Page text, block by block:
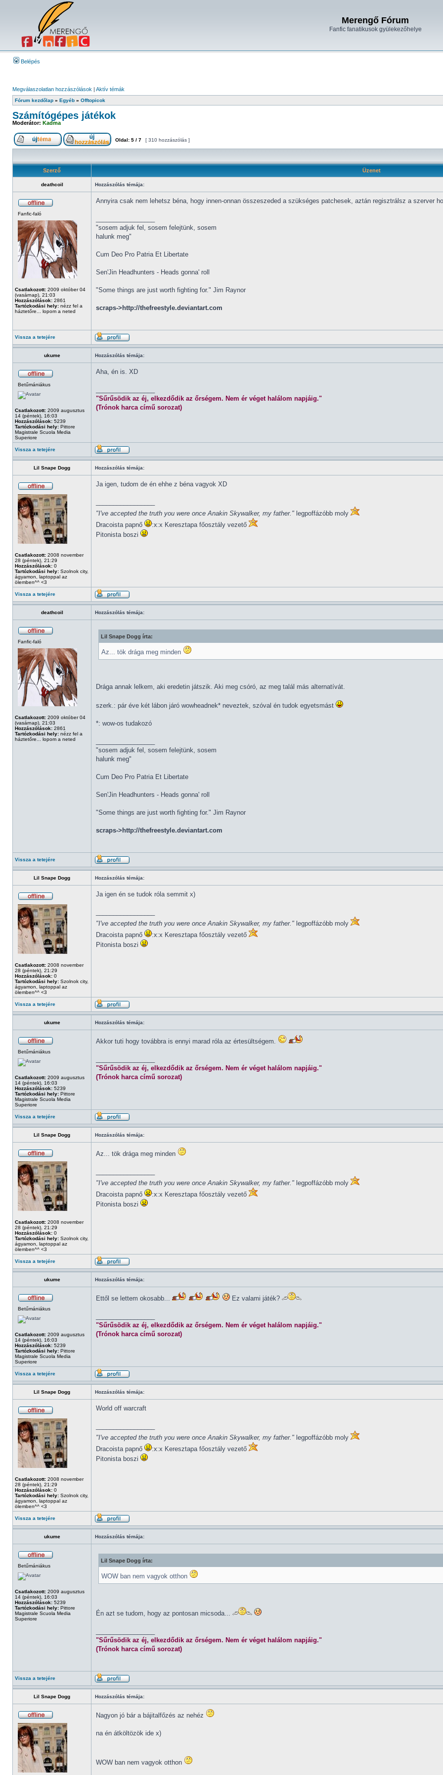
Merengő Fórum
Fanfic fanatikusok gyülekezőhelye
Belépés
Megválaszolatlan hozzászólások | Aktív témák
Fórum kezdőlap » Egyéb » Offtopicok
Számítógépes játékok
Moderátor: Kadma
Oldal: 5 / 7 [ 310 hozzászólás ]
Szerző Üzenet
deathcoil Hozzászólás témája:
Fanfic-faló
Csatlakozott: 2009 október 04
(vasárnap), 21:03
Hozzászólások: 2861
Tartózkodási hely: nézz fel a
háztetőre... lopom a neted
Annyira csak nem lehetsz béna, hogy innen-onnan összeszeded a szükséges patchesek, aztán regisztrálsz a szerver
"sosem adjuk fel, sosem felejtünk, sosem
halunk meg"
Cum Deo Pro Patria Et Libertate
Sen'Jin Headhunters - Heads gonna' roll
"Some things are just worth fighting for." Jim Raynor
scraps->http://thefreestyle.deviantart.com
Vissza a tetejére
ukume Hozzászólás témája:
Betűmániákus
Csatlakozott: 2009 augusztus
14 (péntek), 16:03
Hozzászólások: 5239
Tartózkodási hely: Pittore
Magistrale Scuola Media
Superiore
Aha, én is. XD
"Sűrűsödik az éj, elkezdődik az őrségem. Nem ér véget halálom napjáig."
(Trónok harca című sorozat)
Vissza a tetejére
Lil Snape Dogg Hozzászólás témája:
Csatlakozott: 2008 november
28 (péntek), 21:29
Hozzászólások: 0
Tartózkodási hely: Szolnok city,
ágyamon, laptoppal az
ölemben^^ <3
Ja igen, tudom de én ehhe z béna vagyok XD
"I've accepted the truth you were once Anakin Skywalker, my father." legpoffázóbb moly
Dracoista papnő
:x:x Keresztapa főosztály vezető
Pitonista boszi
Vissza a tetejére
deathcoil Hozzászólás témája:
Fanfic-faló
Csatlakozott: 2009 október 04
(vasárnap), 21:03
Hozzászólások: 2861
Tartózkodási hely: nézz fel a
háztetőre... lopom a neted
Lil Snape Dogg írta:
Az... tök drága meg minden
Drága annak lelkem, aki eredetin játszik. Aki meg csóró, az meg talál más alternatívát.
szerk.: pár éve két lábon járó wowheadnek* neveztek, szóval én tudok egyetsmást
*: wow-os tudakozó
"sosem adjuk fel, sosem felejtünk, sosem
halunk meg"
Cum Deo Pro Patria Et Libertate
Sen'Jin Headhunters - Heads gonna' roll
"Some things are just worth fighting for." Jim Raynor
scraps->http://thefreestyle.deviantart.com
Vissza a tetejére
Lil Snape Dogg Hozzászólás témája:
Csatlakozott: 2008 november
28 (péntek), 21:29
Hozzászólások: 0
Tartózkodási hely: Szolnok city,
ágyamon, laptoppal az
ölemben^^ <3
Ja igen én se tudok róla semmit x)
"I've accepted the truth you were once Anakin Skywalker, my father." legpoffázóbb moly
Dracoista papnő
:x:x Keresztapa főosztály vezető
Pitonista boszi
Vissza a tetejére
ukume Hozzászólás témája:
Betűmániákus
Csatlakozott: 2009 augusztus
14 (péntek), 16:03
Hozzászólások: 5239
Tartózkodási hely: Pittore
Magistrale Scuola Media
Superiore
Akkor tuti hogy továbbra is ennyi marad róla az értesültségem.
"Sűrűsödik az éj, elkezdődik az őrségem. Nem ér véget halálom napjáig."
(Trónok harca című sorozat)
Vissza a tetejére
Lil Snape Dogg Hozzászólás témája:
Csatlakozott: 2008 november
28 (péntek), 21:29
Hozzászólások: 0
Tartózkodási hely: Szolnok city,
ágyamon, laptoppal az
ölemben^^ <3
Az... tök drága meg minden
"I've accepted the truth you were once Anakin Skywalker, my father." legpoffázóbb moly
Dracoista papnő
:x:x Keresztapa főosztály vezető
Pitonista boszi
Vissza a tetejére
ukume Hozzászólás témája:
Betűmániákus
Csatlakozott: 2009 augusztus
14 (péntek), 16:03
Hozzászólások: 5239
Tartózkodási hely: Pittore
Magistrale Scuola Media
Superiore
Ettől se lettem okosabb... Ez valami játék?
"Sűrűsödik az éj, elkezdődik az őrségem. Nem ér véget halálom napjáig."
(Trónok harca című sorozat)
Vissza a tetejére
Lil Snape Dogg Hozzászólás témája:
Csatlakozott: 2008 november
28 (péntek), 21:29
Hozzászólások: 0
Tartózkodási hely: Szolnok city,
ágyamon, laptoppal az
ölemben^^ <3
World off warcraft
"I've accepted the truth you were once Anakin Skywalker, my father." legpoffázóbb moly
Dracoista papnő
:x:x Keresztapa főosztály vezető
Pitonista boszi
Vissza a tetejére
ukume Hozzászólás témája:
Betűmániákus
Csatlakozott: 2009 augusztus
14 (péntek), 16:03
Hozzászólások: 5239
Tartózkodási hely: Pittore
Magistrale Scuola Media
Superiore
Lil Snape Dogg írta:
WOW ban nem vagyok otthon
Én azt se tudom, hogy az pontosan micsoda...
"Sűrűsödik az éj, elkezdődik az őrségem. Nem ér véget halálom napjáig."
(Trónok harca című sorozat)
Vissza a tetejére
Lil Snape Dogg Hozzászólás témája:
Nagyon jó bár a bájitalfőzés az nehéz
na én átköltözök ide x)
WOW ban nem vagyok otthon